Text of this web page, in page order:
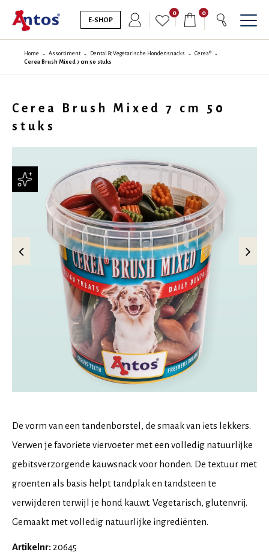
E-SHOP
0 0
Home Assortiment Dental & Vegetarische Hondensnacks
Cerea®
Cerea Brush Mixed 7 cm 50 stuks
Cerea Brush Mixed 7 cm 50
stuks
De vorm van een tandenborstel, de smaak van iets lekkers.
Verwen je favoriete viervoeter met een volledig natuurlijke
gebitsverzorgende kauwsnack voor honden. De textuur met
groenten als basis helpt tandplak en tandsteen te
verwijderen terwijl je hond kauwt. Vegetarisch, glutenvrij.
Gemaakt met volledig natuurlijke ingrediënten.
Artikelnr: 20645